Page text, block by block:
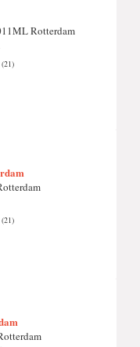
Rotterdam
(21)
(21)